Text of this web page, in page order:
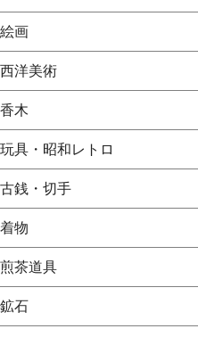
絵画
西洋美術
香木
玩具・昭和レトロ
古銭・切手
着物
煎茶道具
鉱石